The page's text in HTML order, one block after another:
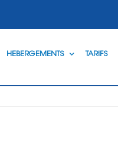
HEBERGEMENTS TARIFS